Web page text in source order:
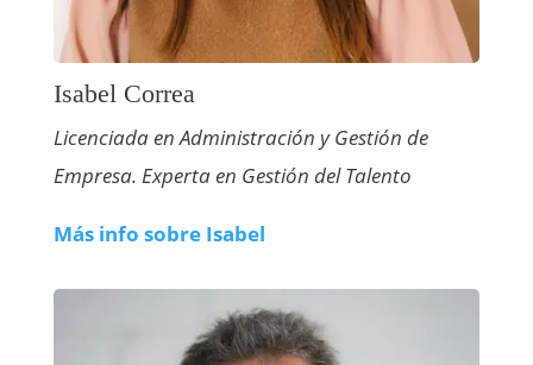
Isabel Correa
Licenciada en Administración y Gestión de
Empresa. Experta en Gestión del Talento
Más info sobre Isabel